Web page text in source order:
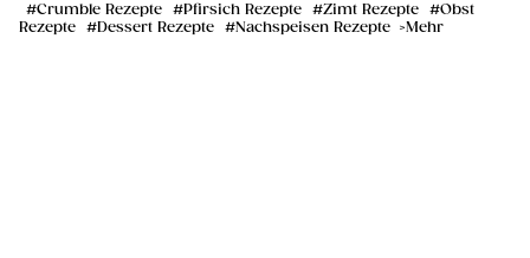
Crumble Rezepte Pfirsich Rezepte Zimt Rezepte
Obst
Rezepte
Dessert Rezepte Nachspeisen Rezepte Mehr